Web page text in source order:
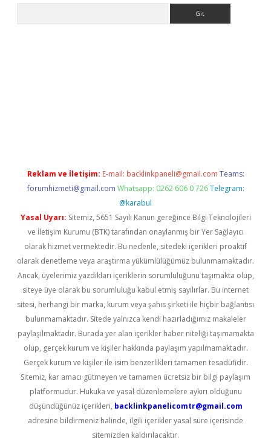
Reklam ve İletişim: E-mail: backlinkpaneli@gmail.com Teams:
forumhizmeti@gmail.com Whatsapp: 0262 606 0 726 Telegram:
@karabul
Yasal Uyarı: Sitemiz, 5651 Sayılı Kanun gereğince Bilgi Teknolojileri
ve İletişim Kurumu (BTK) tarafından onaylanmış bir Yer Sağlayıcı
olarak hizmet vermektedir. Bu nedenle, sitedeki içerikleri proaktif
olarak denetleme veya araştırma yükümlülüğümüz bulunmamaktadır.
Ancak, üyelerimiz yazdıkları içeriklerin sorumluluğunu taşımakta olup,
siteye üye olarak bu sorumluluğu kabul etmiş sayılırlar. Bu internet
sitesi, herhangi bir marka, kurum veya şahıs şirketi ile hiçbir bağlantısı
bulunmamaktadır. Sitede yalnızca kendi hazırladığımız makaleler
paylaşılmaktadır. Burada yer alan içerikler haber niteliği taşımamakta
olup, gerçek kurum ve kişiler hakkında paylaşım yapılmamaktadır.
Gerçek kurum ve kişiler ile isim benzerlikleri tamamen tesadüfidir.
Sitemiz, kar amacı gütmeyen ve tamamen ücretsiz bir bilgi paylaşım
platformudur. Hukuka ve yasal düzenlemelere aykırı olduğunu
düşündüğünüz içerikleri, backlinkpanelicomtr@gmail.com
adresine bildirmeniz halinde, ilgili içerikler yasal süre içerisinde
sitemizden kaldırılacaktır.